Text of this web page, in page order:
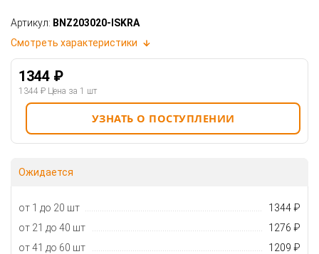
Артикул: BNZ203020-ISKRA
Смотреть характеристики
1344 ₽
1344 ₽ Цена за 1 шт
УЗНАТЬ О ПОСТУПЛЕНИИ
Ожидается
от 1 до 20 шт
1344 ₽
от 21 до 40 шт
1276 ₽
от 41 до 60 шт
1209 ₽